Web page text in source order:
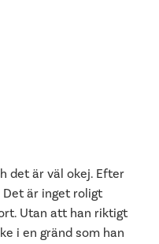
det är väl okej. Efter
är inget roligt
Utan att han riktigt
i en gränd som han